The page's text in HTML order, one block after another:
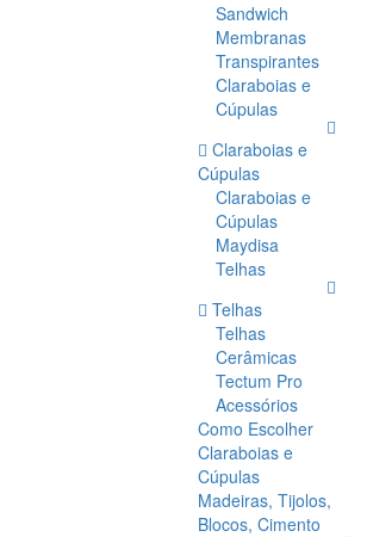
Sandwich
Membranas
Transpirantes
Claraboias e
Cúpulas
Claraboias e
Cúpulas
Claraboias e
Cúpulas
Maydisa
Telhas
Telhas
Telhas
Cerâmicas
Tectum Pro
Acessórios
Como Escolher
Claraboias e
Cúpulas
Madeiras, Tijolos,
Blocos, Cimento